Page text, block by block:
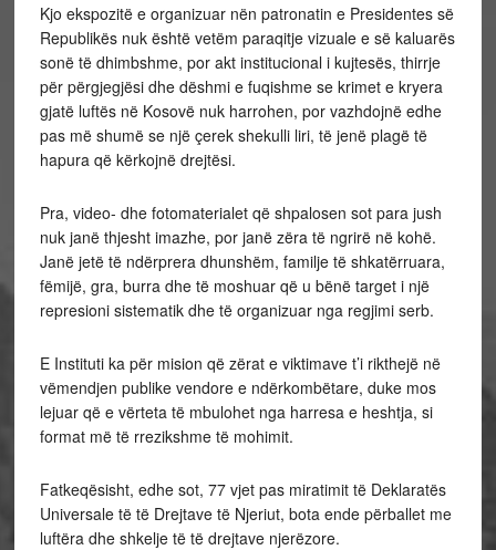
Kjo ekspozitë e organizuar nën patronatin e Presidentes së
Republikës nuk është vetëm paraqitje vizuale e së kaluarës
sonë të dhimbshme, por akt institucional i kujtesës, thirrje
për përgjegjësi dhe dëshmi e fuqishme se krimet e kryera
gjatë luftës në Kosovë nuk harrohen, por vazhdojnë edhe
pas më shumë se një çerek shekulli liri, të jenë plagë të
hapura që kërkojnë drejtësi.
Pra, video- dhe fotomaterialet që shpalosen sot para jush
nuk janë thjesht imazhe, por janë zëra të ngrirë në kohë.
Janë jetë të ndërprera dhunshëm, familje të shkatërruara,
fëmijë, gra, burra dhe të moshuar që u bënë target i një
represioni sistematik dhe të organizuar nga regjimi serb.
E Instituti ka për mision që zërat e viktimave t’i rikthejë në
vëmendjen publike vendore e ndërkombëtare, duke mos
lejuar që e vërteta të mbulohet nga harresa e heshtja, si
format më të rrezikshme të mohimit.
Fatkeqësisht, edhe sot, 77 vjet pas miratimit të Deklaratës
Universale të të Drejtave të Njeriut, bota ende përballet me
luftëra dhe shkelje të të drejtave njerëzore.